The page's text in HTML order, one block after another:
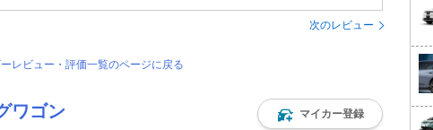
次のレビュー
レビュー・評価一覧のページに戻る
ワゴン マイカー登録